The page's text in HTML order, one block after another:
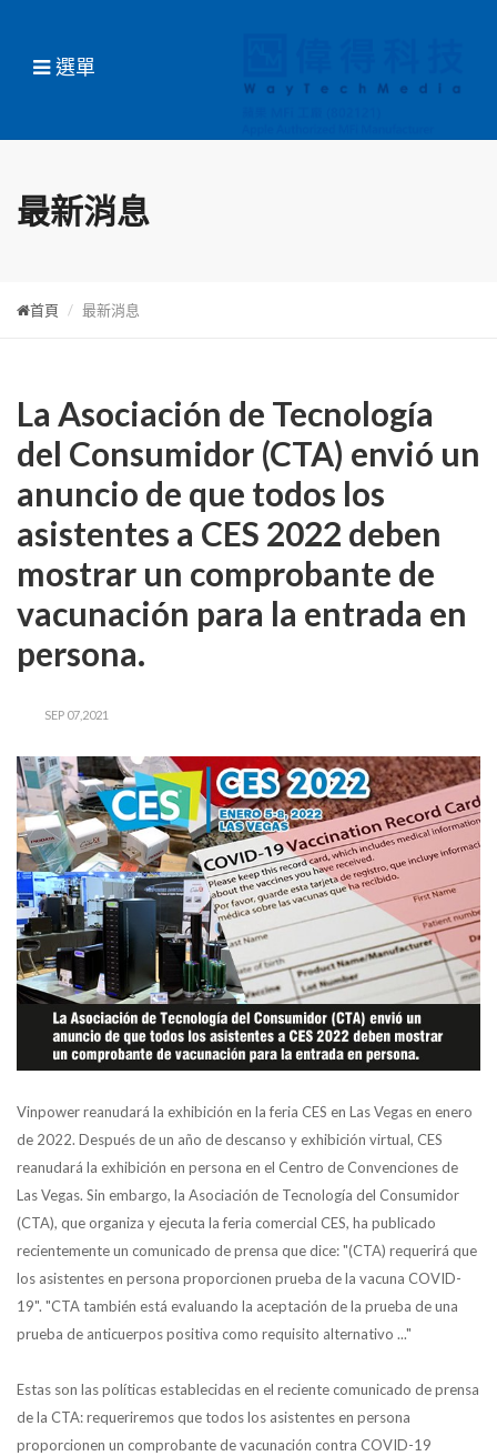
選單
最新消息
首頁 最新消息
La Asociación de Tecnología
del Consumidor (CTA) envió un
anuncio de que todos los
asistentes a CES 2022 deben
mostrar un comprobante de
vacunación para la entrada en
persona.
SEP 07,2021
Vinpower reanudará la exhibición en la feria CES en Las Vegas en enero
de 2022. Después de un año de descanso y exhibición virtual, CES
reanudará la exhibición en persona en el Centro de Convenciones de
Las Vegas. Sin embargo, la Asociación de Tecnología del Consumidor
(CTA), que organiza y ejecuta la feria comercial CES, ha publicado
recientemente un comunicado de prensa que dice: "(CTA) requerirá que
los asistentes en persona proporcionen prueba de la vacuna COVID-
19". "CTA también está evaluando la aceptación de la prueba de una
prueba de anticuerpos positiva como requisito alternativo ..."
Estas son las políticas establecidas en el reciente comunicado de prensa
de la CTA: requeriremos que todos los asistentes en persona
proporcionen un comprobante de vacunación contra COVID-19